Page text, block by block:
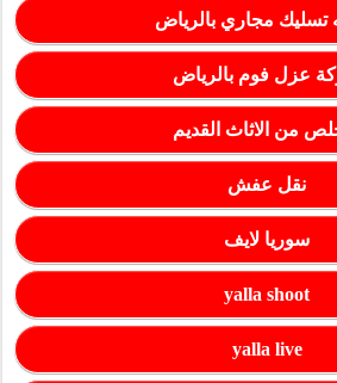
مجاري بالرياض
عزل فوم بالرياض
من الاثاث القديم
نقل عفش
سوريا لايف
yalla shoot
yalla live